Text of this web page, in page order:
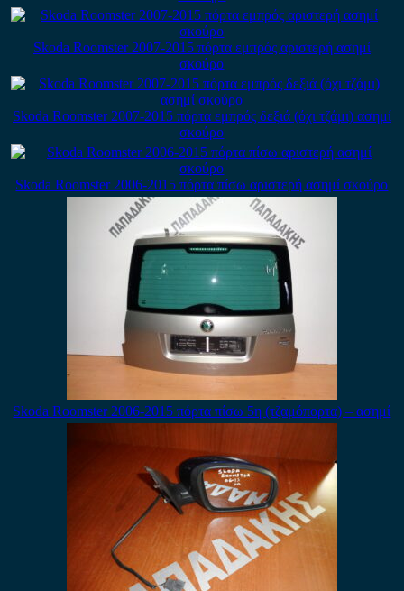
Skoda Roomster 2007-2015 πόρτα εμπρός αριστερή ασημί
σκούρο
Skoda Roomster 2007-2015 πόρτα εμπρός δεξιά (όχι τζάμι) ασημί
σκούρο
Skoda Roomster 2006-2015 πόρτα πίσω αριστερή ασημί σκούρο
Skoda Roomster 2006-2015 πόρτα πίσω 5η (τζαμόπορτα) – ασημί